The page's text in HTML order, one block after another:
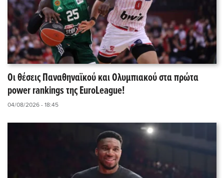
Οι θέσεις Παναθηναϊκού και Ολυμπιακού στα πρώτα
power rankings της EuroLeague!
04/08/2026 - 18:45